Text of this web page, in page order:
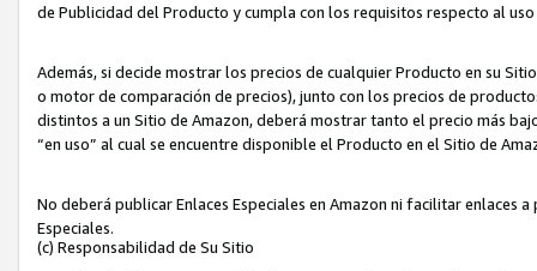
de Publicidad del Producto y cumpla con los requisitos respecto al uso
Además, si decide mostrar los precios de cualquier Producto en su
o motor de comparación de precios), junto con los precios de
distintos a un Sitio de Amazon, deberá mostrar tanto el precio más
“en uso” al cual se encuentre disponible el Producto en el Sitio de
No deberá publicar Enlaces Especiales en Amazon ni facilitar enlaces
Especiales.
(c) Responsabilidad de Su Sitio